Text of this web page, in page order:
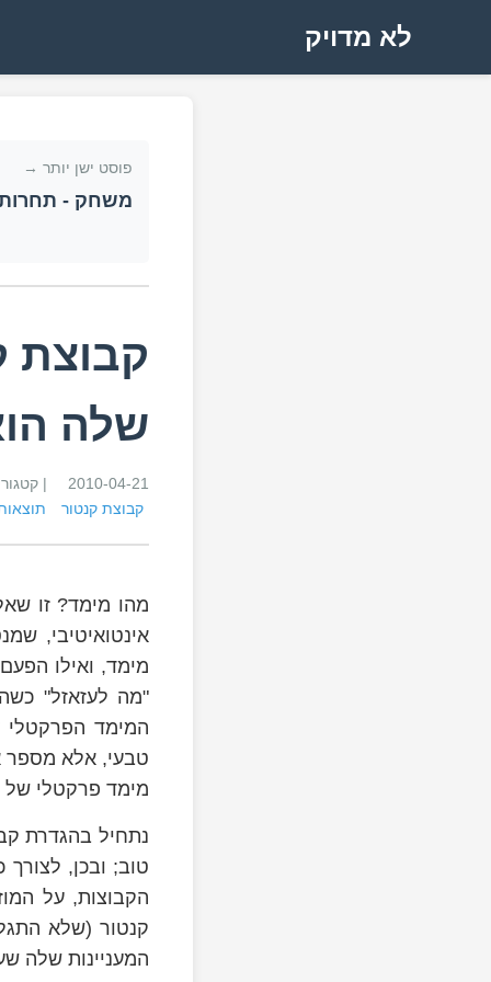
לא מדויק
פוסט ישן יותר →
משחק - תחרות
קבוצת
שלה הוא
2010-04-21
|
קבוצת קנטור
מהו מימד? זו
אינטואיטיבי,
מימד, ואילו
"מה לעזאזל"
המימד הפרקטלי
טבעי, אלא מספר
מימד פרקטלי של
נתחיל בהגדרת
טוב; ובכן,
הקבוצות, על
קנטור (שלא
המעניינות שלה